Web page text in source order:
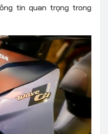
tin quan trọng trong